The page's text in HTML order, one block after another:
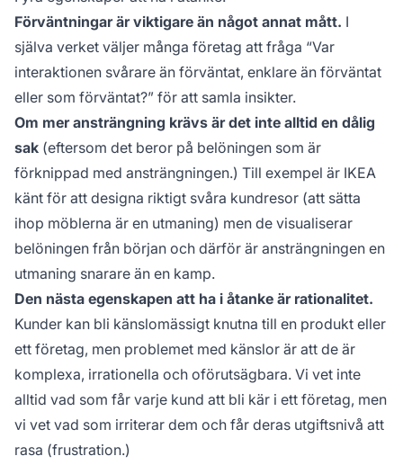
Förväntningar är viktigare än något annat mått. I
själva verket väljer många företag att fråga “Var
interaktionen svårare än förväntat, enklare än förväntat
eller som förväntat?” för att samla insikter.
Om mer ansträngning krävs är det inte alltid en dålig
sak (eftersom det beror på belöningen som är
förknippad med ansträngningen.) Till exempel är IKEA
känt för att designa riktigt svåra kundresor (att sätta
ihop möblerna är en utmaning) men de visualiserar
belöningen från början och därför är ansträngningen en
utmaning snarare än en kamp.
Den nästa egenskapen att ha i åtanke är rationalitet.
Kunder kan bli känslomässigt knutna till en produkt eller
ett företag, men problemet med känslor är att de är
komplexa, irrationella och oförutsägbara. Vi vet inte
alltid vad som får varje kund att bli kär i ett företag, men
vi vet vad som irriterar dem och får deras utgiftsnivå att
rasa (frustration.)